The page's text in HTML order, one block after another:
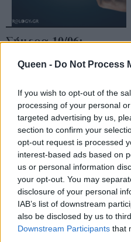
Queen - Do Not Process
If you wish to opt-out of the
processing of your personal
targeted advertising by us,
section to confirm your
opt-out request is processed
interest-based ads based on
us or personal information
your opt-out. You may
disclosure of your personal
IAB’s list of downstream
also be disclosed by us to
Downstream Participants that
Σήμερα 10/06:
ευκαιρίες